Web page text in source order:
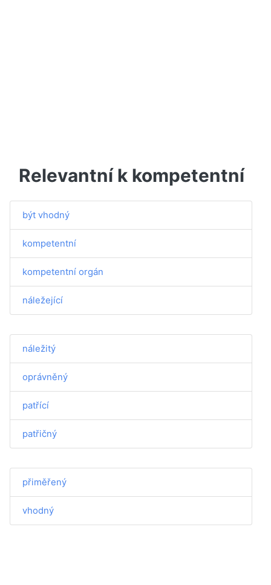
Relevantní k kompetentní
být vhodný
kompetentní
kompetentní orgán
náležející
náležitý
oprávněný
patřící
patřičný
přiměřený
vhodný